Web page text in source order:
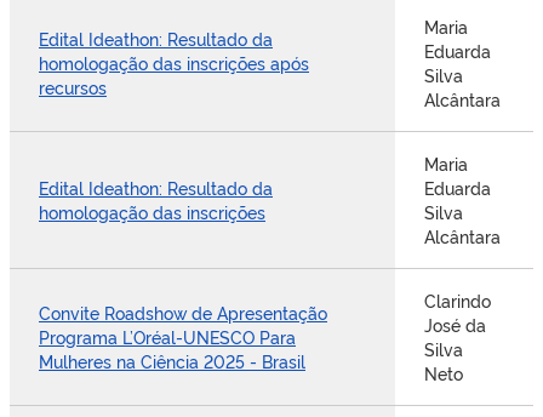
Edital Ideathon: Resultado da
homologação das inscrições após
recursos
Maria
Eduarda
Silva
Alcântara
Edital Ideathon: Resultado da
homologação das inscrições
Maria
Eduarda
Silva
Alcântara
Convite Roadshow de Apresentação
Programa L’Oréal-UNESCO Para
Mulheres na Ciência 2025 - Brasil
Clarindo
José da
Silva
Neto